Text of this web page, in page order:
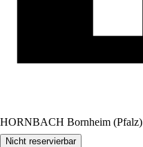
HORNBACH Bornheim (Pfalz)
Nicht reservierbar